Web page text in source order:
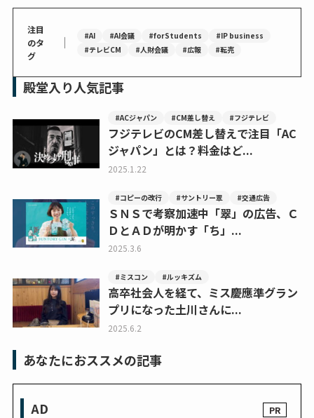
注目
のタ
グ
｜ #AI #AI会議 #forStudents
#IP business
#テレビCM
#人財会議 #広報 #転売
殿堂入り人気記事
#ACジャパン #CM差し替え #フジテレビ
フジテレビのCM差し替えで注目「AC
ジャパン」とは？料金はど...
2025.1.22
#コピーの改行 #サントリー翠 #交通広告
ＳＮＳで考察加速中「翠」の広告、Ｃ
ＤとＡＤが明かす「ち」...
2025.3.6
#ミスコン #ルッキズム
高卒社会人を経て、ミス慶應準グラン
プリになった土川さんに...
2025.6.2
あなたにおススメの記事
AD